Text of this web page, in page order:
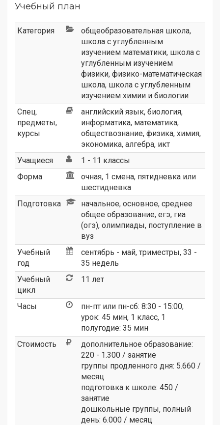
Учебный план
Категория общеобразовательная школа,
школа с углубленным
изучением математики, школа с
углубленным изучением
физики, физико-математическая
школа, школа с углубленным
изучением химии и биологии
Спец.
предметы,
курсы
английский язык, биология,
информатика, математика,
обществознание, физика, химия,
экономика, алгебра, икт
Учащиеся
1 - 11 классы
Форма
очная, 1 смена, пятидневка или
шестидневка
Подготовка
начальное, основное, среднее
общее образование, егэ, гиа
(огэ), олимпиады, поступление в
вуз
Учебный
год
сентябрь - май, триместры, 33 -
35 недель
Учебный
цикл
11 лет
Часы
пн-пт или пн-сб: 8:30 - 15:00;
урок: 45 мин, 1 класс, 1
полугодие: 35 мин
Стоимость
дополнительное образование:
220 - 1.300 / занятие
группы продленного дня: 5.660 /
месяц
подготовка к школе: 450 /
занятие
дошкольные группы, полный
день: 6.000 / месяц